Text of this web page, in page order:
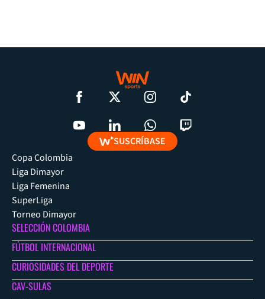
SUSCRÍBASE
Copa Colombia
Liga Dimayor
Liga Femenina
SuperLiga
Torneo Dimayor
SELECCIÓN COLOMBIA
FÚTBOL INTERNACIONAL
CURIOSIDADES DEL DEPORTE
CAV-SULAS